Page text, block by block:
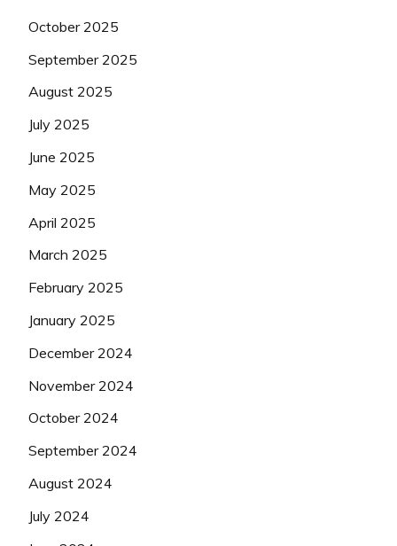
October 2025
September 2025
August 2025
July 2025
June 2025
May 2025
April 2025
March 2025
February 2025
January 2025
December 2024
November 2024
October 2024
September 2024
August 2024
July 2024